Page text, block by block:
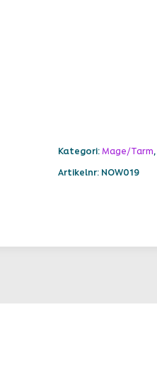
Kategori: Mage/Tarm,
Artikelnr: NOW019